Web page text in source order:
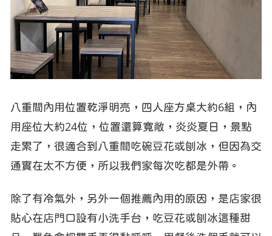
八重間內用位置乾淨明亮，四人座方桌大約6組，內
用座位大約24位，位置還算寬敞，炎炎夏日，景點
走累了，很適合到八重間吃碗豆花或刨冰，但因為交
通實在太不方便，所以我們家每次吃都是外帶。
除了有冷氣外，另外一個推薦內用的原因，是店家很
貼心在店門口設有小洗手台，吃豆花或刨冰這種甜